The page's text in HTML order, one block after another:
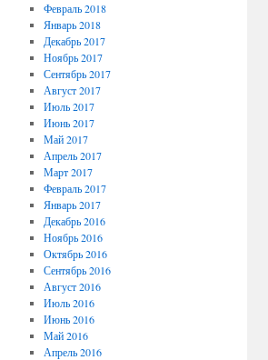
Февраль 2018
Январь 2018
Декабрь 2017
Ноябрь 2017
Сентябрь 2017
Август 2017
Июль 2017
Июнь 2017
Май 2017
Апрель 2017
Март 2017
Февраль 2017
Январь 2017
Декабрь 2016
Ноябрь 2016
Октябрь 2016
Сентябрь 2016
Август 2016
Июль 2016
Июнь 2016
Май 2016
Апрель 2016